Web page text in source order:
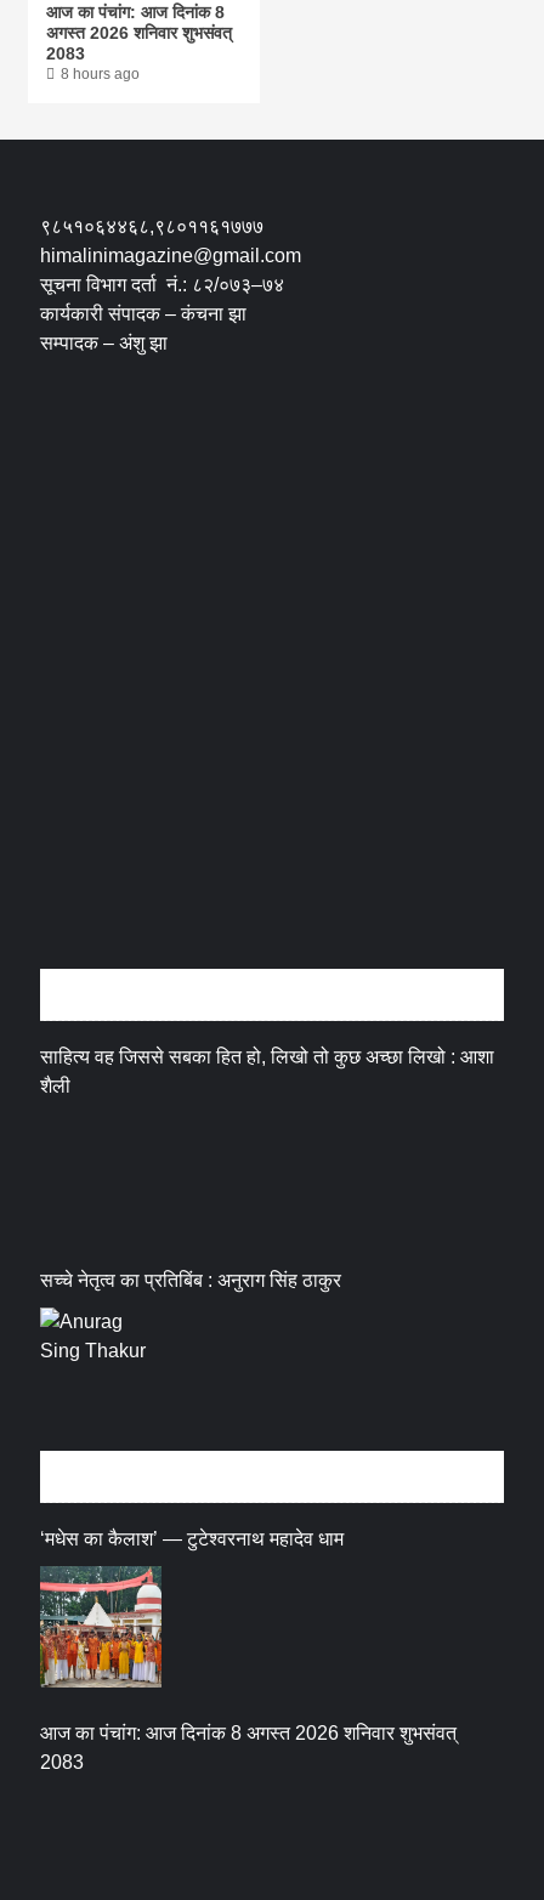
आज का पंचांग: आज दिनांक 8
अगस्त 2026 शनिवार शुभसंवत्
2083
8 hours ago
९८५१०६४४६८,९८०११६१७७७
himalinimagazine@gmail.com
सूचना विभाग दर्ता नं.: ८२/०७३–७४
कार्यकारी संपादक – कंचना झा
सम्पादक – अंशु झा
साहित्य वह जिससे सबका हित हो, लिखो तो कुछ अच्छा लिखो : आशा
शैली
सच्चे नेतृत्व का प्रतिबिंब : अनुराग सिंह ठाकुर
‘मधेस का कैलाश’ — टुटेश्वरनाथ महादेव धाम
आज का पंचांग: आज दिनांक 8 अगस्त 2026 शनिवार शुभसंवत्
2083